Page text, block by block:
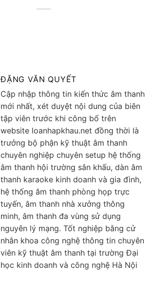
ĐẶNG VĂN QUYẾT
Cập nhập thông tin kiến thức âm thanh
mới nhất, xét duyệt nội dung của biên
tập viên trước khi công bố trên
website loanhapkhau.net đồng thời là
trưởng bộ phận kỹ thuật âm thanh
chuyên nghiệp chuyên setup hệ thống
âm thanh hội trường sân khấu, dàn âm
thanh karaoke kinh doanh và gia đình,
hệ thống âm thanh phòng họp trực
tuyến, âm thanh nhà xưởng thông
minh, âm thanh đa vùng sử dụng
nguyên lý mạng. Tốt nghiệp bằng cử
nhân khoa công nghệ thông tin chuyên
viên kỹ thuật âm thanh tại trường Đại
học kinh doanh và công nghệ Hà Nội